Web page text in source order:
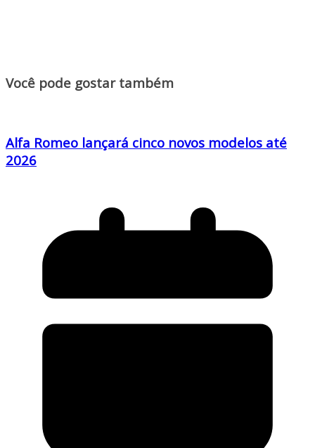
Você pode gostar também
Alfa Romeo lançará cinco novos modelos até
2026